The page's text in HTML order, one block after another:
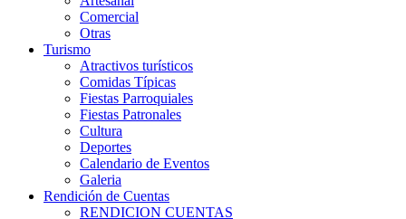
Comercial
Otras
Turismo
Atractivos turísticos
Comidas Típicas
Fiestas Parroquiales
Fiestas Patronales
Cultura
Deportes
Calendario de Eventos
Galeria
Rendición de Cuentas
RENDICION CUENTAS